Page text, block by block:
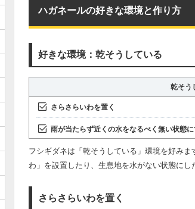
ハガネールの好きな環境と作り方
好きな環境：乾そうしている
乾そう
さらさらいわを置く
雨が当たらず近くの水をなるべく無い状態
フシギダネは「乾そうしている」環境を好み
わ」を設置したり、生息地を水がない状態にし
さらさらいわを置く